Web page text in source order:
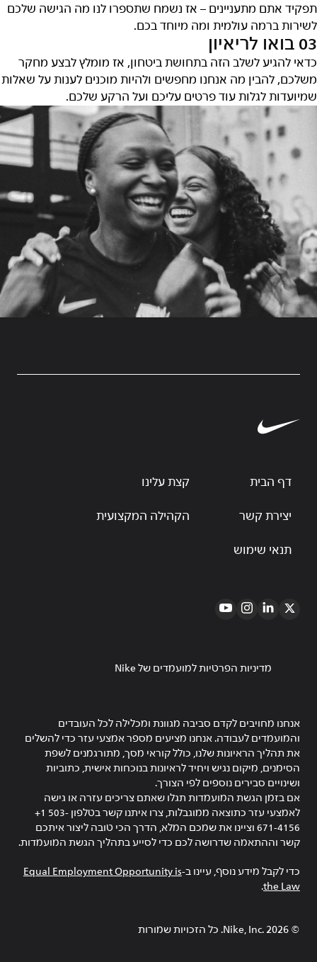
תפקיד אתם מתעניינים – אז נשמח שתספרו לנו מה הגישה שלכם
לשירות ברמה עולמית ומה מיוחד בכם.
03 בואו לריאיון
כדאי להגיע לשלב הזה בתחושת ביטחון, אז מומלץ לבצע מחקר
משלכם, להבין מה אנחנו מחפשים ולהיות מוכנים לענות על שאלות
שמיועדות לגלות עוד פרטים עליכם ועל הרקע שלכם.
דף הבית קצת עלינו
יצירת קשר הקהילה המקצועית
תנאי שימוש
מדיניות הפרטיות למועמדים של Nike
אנחנו מחויבים לקדם סביבה מגוונת ומכלילה לכל העובדים
והמועמדים לעבודה. אנחנו מציעים מספר אמצעי עזר כדי להשלים
את תהליך הראיונות שלנו, כולל קוראי מסך, מתורגמנים לשפת
הסימנים, מיקום נגיש ויחיד לראיונות בנוכחות אישית, כתוביות
ושינויים סבירים נוספים לפי הצורך.
אם בזמן הגשת המועמדות תגלו שאתם צריכים עזרה או גישה
לאמצעי עזר כתוצאה ממוגבלות, צרו איתנו קשר בטלפון ‎+1 503-
671-4156 וציינו את שמכם המלא, הדרך הכי טובה ליצור איתכם
קשר וההתאמה שדרושה לכם כדי לסייע בתהליך הגשת המועמדות.
כדי לקבל מידע נוסף, עיינו ב-Equal Employment Opportunity is
the Law
.
©
2026